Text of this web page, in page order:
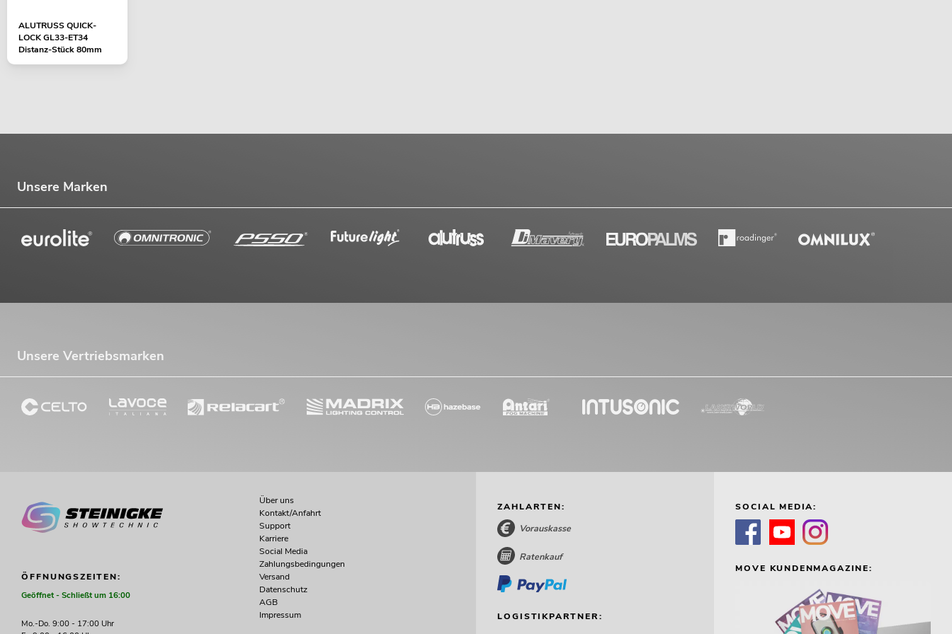
ALUTRUSS QUICK-
LOCK GL33-ET34
Distanz-Stück 80mm
Unsere Marken
Unsere Vertriebsmarken
ÖFFNUNGSZEITEN:
Geöffnet - Schließt um 16:00
Mo.-Do. 9:00 - 17:00 Uhr
Über uns
Kontakt/Anfahrt
Support
Karriere
Social Media
Zahlungsbedingungen
Versand
Datenschutz
AGB
Impressum
ZAHLARTEN:
Vorauskasse
Ratenkauf
LOGISTIKPARTNER:
SOCIAL MEDIA:
MOVE KUNDENMAGAZINE: